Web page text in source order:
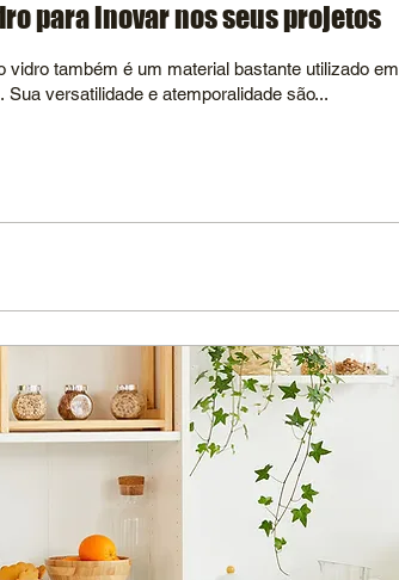
para inovar nos seus projetos
vidro também é um material bastante utilizado em
Sua versatilidade e atemporalidade são...